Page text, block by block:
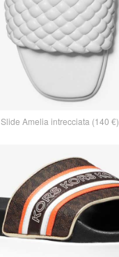
Slide Amelia intrecciata (140 €)